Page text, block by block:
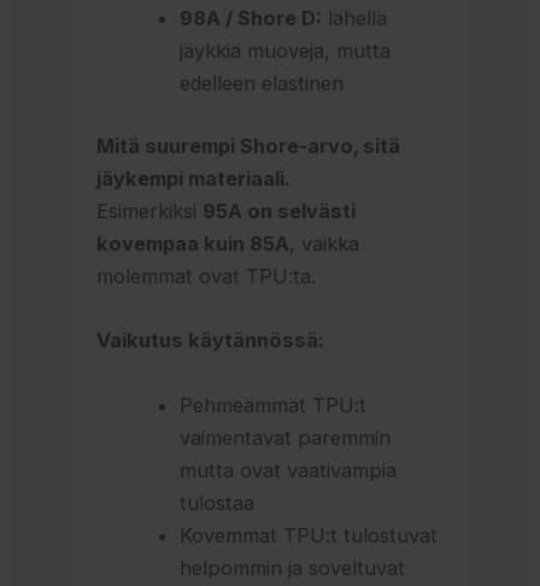
98A / Shore D: lähellä
jäykkiä muoveja, mutta
edelleen elastinen
Mitä suurempi Shore-arvo, sitä
jäykempi materiaali.
Esimerkiksi 95A on selvästi
kovempaa kuin 85A, vaikka
molemmat ovat TPU:ta.
Vaikutus käytännössä:
Pehmeämmät TPU:t
vaimentavat paremmin
mutta ovat vaativampia
tulostaa
Kovemmat TPU:t tulostuvat
helpommin ja soveltuvat